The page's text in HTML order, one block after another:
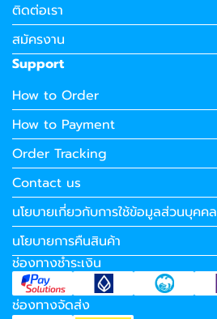
ติดต่อเรา
สมัครงาน
Support
How to Order
How to Payment
Order Tracking
Contact us
นโยบายเกี่ยวกับการใช้ข้อมูลส่วนบุคคล
นโยบายการคืนสินค้า
ช่องทางชำระเงิน
ช่องทางจัดส่ง